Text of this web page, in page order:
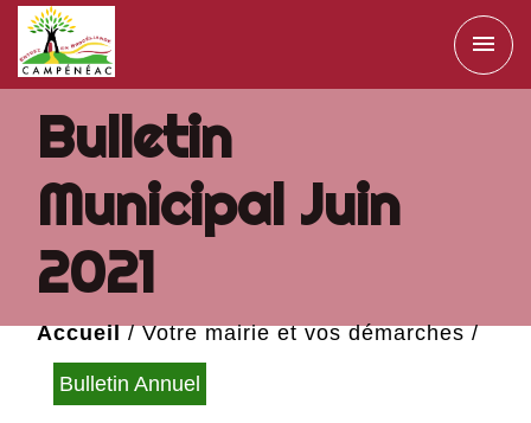
menu
Bulletin
Municipal Juin
2021
Accueil/Votre mairie et vos démarches/
Publications/Bulletin Municipal Juin 2021
Bulletin Annuel